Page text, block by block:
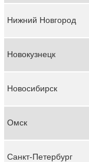
Нижний Новгород
Новокузнецк
Новосибирск
Омск
Санкт-Петербург